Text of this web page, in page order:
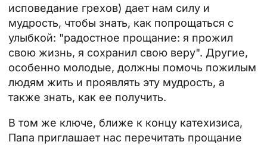
исповедание грехов) дает нам силу и
мудрость, чтобы знать, как попрощаться с
улыбкой: "радостное прощание: я прожил
свою жизнь, я сохранил свою веру". Другие,
особенно молодые, должны помочь пожилым
людям жить и проявлять эту мудрость, а
также знать, как ее получить.
В том же ключе, ближе к концу катехизиса,
Папа приглашает нас перечитать прощание